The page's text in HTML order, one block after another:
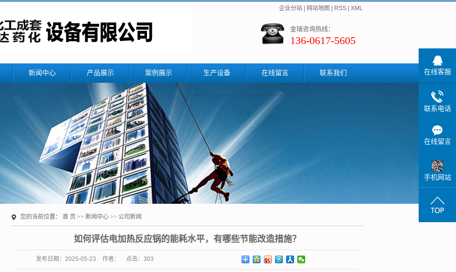
企业分站 网站地图 RSS XML
金瑞咨询热线：
136-0617-5605
新闻中心 产品展示
反应釜搅拌设备
储罐
冷凝器
换热器
精馏塔设备
蒸发器-浓缩设备
填料塔
螺旋板式换热器
填料
发酵罐
干燥机
案例展示 生产设备 在线留言 联系我们
您的当前位置： 首 页 >> 新闻中心 >> 公司新闻
如何评估电加热反应锅的能耗水平，有哪些节能改造措施？
发布日期： 2025-05-23 作者： 点击： 303
在线客服
联系电话
在线留言
手机网站